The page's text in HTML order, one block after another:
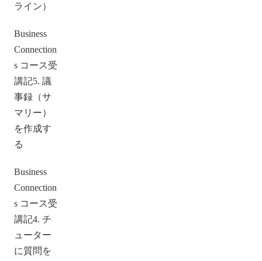
ライン）
Business
Connection
s コース受
講記5. 議
事録（サ
マリー）
を作成す
る
Business
Connection
s コース受
講記4. チ
ューター
に質問を